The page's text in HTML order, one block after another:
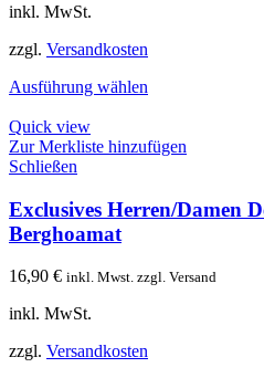
inkl. MwSt.
zzgl. Versandkosten
Ausführung wählen
Quick view
Zur Merkliste hinzufügen
Schließen
Exclusives Herren/Damen
Berghoamat
16,90 € inkl. Mwst. zzgl. Versand
inkl. MwSt.
zzgl. Versandkosten